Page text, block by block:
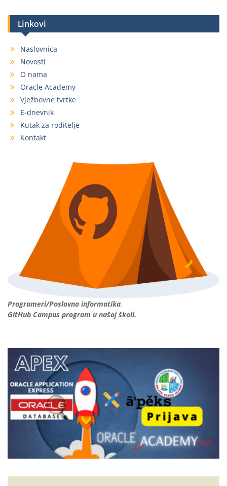
Linkovi
Naslovnica
Novosti
O nama
Oracle Academy
Vježbovne tvrtke
E-dnevnik
Kutak za roditelje
Kontakt
Programeri/Poslovna informatika.
GitHub Campus program u našoj školi.